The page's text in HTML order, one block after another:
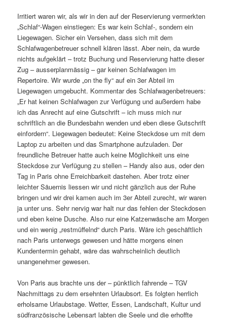
Irritiert waren wir, als wir in den auf der Reservierung vermerkten
„Schlaf“-Wagen einstiegen: Es war kein Schlaf-, sondern ein
Liegewagen. Sicher ein Versehen, dass sich mit dem
Schlafwagenbetreuer schnell klären lässt. Aber nein, da wurde
nichts aufgeklärt – trotz Buchung und Reservierung hatte dieser
Zug – ausserplanmässig – gar keinen Schlafwagen im
Repertoire. Wir wurde „on the fly“ auf ein 3er Abteil im
Liegewagen umgebucht. Kommentar des Schlafwagenbetreuers:
„Er hat keinen Schlafwagen zur Verfügung und außerdem habe
ich das Anrecht auf eine Gutschrift – ich muss mich nur
schriftlich an die Bundesbahn wenden und eben diese Gutschrift
einfordern“. Liegewagen bedeutet: Keine Steckdose um mit dem
Laptop zu arbeiten und das Smartphone aufzuladen. Der
freundliche Betreuer hatte auch keine Möglichkeit uns eine
Steckdose zur Verfügung zu stellen – Handy also aus, oder den
Tag in Paris ohne Erreichbarkeit dastehen. Aber trotz einer
leichter Säuernis liessen wir und nicht gänzlich aus der Ruhe
bringen und wir drei kamen auch im 3er Abteil zurecht, wir waren
ja unter uns. Sehr nervig war halt nur das fehlen der Steckdosen
und eben keine Dusche. Also nur eine Katzenwäsche am Morgen
und ein wenig „restmüffelnd“ durch Paris. Wäre ich geschäftlich
nach Paris unterwegs gewesen und hätte morgens einen
Kundentermin gehabt, wäre das wahrscheinlich deutlich
unangenehmer gewesen.
Von Paris aus brachte uns der – pünktlich fahrende – TGV
Nachmittags zu dem ersehnten Urlaubsort. Es folgten herrlich
erholsame Urlaubstage. Wetter, Essen, Landschaft, Kultur und
südfranzösische Lebensart labten die Seele und die erhoffte